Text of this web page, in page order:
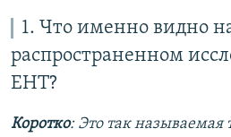
1. Что именно видно
распространенном
EHT?
Коротко: Это так